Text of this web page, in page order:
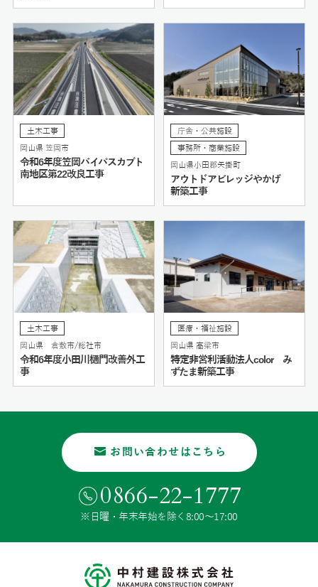
土木工事
岡山県 笠岡市
令和6年度笠岡バイパスカブト
南地区第22改良工事
庁舎・公共施設
事務所・商業施設
岡山県小田郡矢掛町
アウトドアビレッジやかげ
新築工事
土木工事
岡山県 倉敷市/総社市
令和6年度小田川樋門改善外工
事
医療・福祉施設
岡山県 高梁市
特定非営利活動法人color み
ずたま新築工事
お問い合わせはこちら
0866-22-1777
※日曜・年末年始を除く8:00〜17:00